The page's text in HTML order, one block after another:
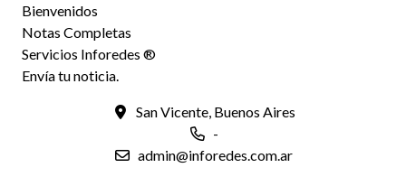
Bienvenidos
Notas Completas
Servicios Inforedes ®
Envía tu noticia.
San Vicente, Buenos Aires
-
admin@inforedes.com.ar